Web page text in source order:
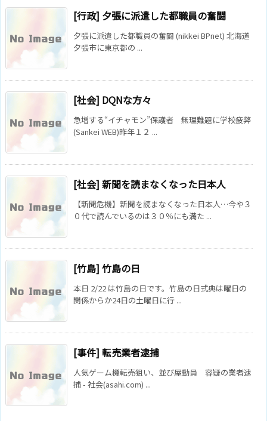
[行政] 夕張に派遣した都職員の奮闘
夕張に派遣した都職員の奮闘 (nikkei BPnet) 北海道
夕張市に東京都の ...
[社会] DQNな方々
急増する“イチャモン”保護者 無理難題に学校疲弊
(Sankei WEB)昨年１２ ...
[社会] 新聞を読まなくなった日本人
【新聞危機】新聞を読まなくなった日本人…今や３
０代で読んでいるのは３０％にも満た ...
[竹島] 竹島の日
本日 2/22 は竹島の日です。竹島の日式典は曜日の
関係からか24日の土曜日に行 ...
[事件] 転売業者逮捕
人気ゲーム機転売狙い、並び屋動員 容疑の業者逮
捕 - 社会(asahi.com) ...